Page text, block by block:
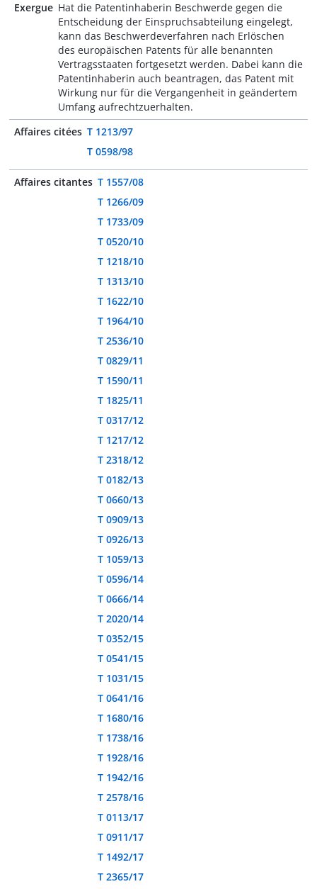
Exergue Hat die Patentinhaberin Beschwerde gegen die
Entscheidung der Einspruchsabteilung eingelegt,
kann das Beschwerdeverfahren nach Erlöschen
des europäischen Patents für alle benannten
Vertragsstaaten fortgesetzt werden. Dabei kann die
Patentinhaberin auch beantragen, das Patent mit
Wirkung nur für die Vergangenheit in geändertem
Umfang aufrechtzuerhalten.
Affaires citées T 1213/97
T 0598/98
Affaires citantes T 1557/08
T 1266/09
T 1733/09
T 0520/10
T 1218/10
T 1313/10
T 1622/10
T 1964/10
T 2536/10
T 0829/11
T 1590/11
T 1825/11
T 0317/12
T 1217/12
T 2318/12
T 0182/13
T 0660/13
T 0909/13
T 0926/13
T 1059/13
T 0596/14
T 0666/14
T 2020/14
T 0352/15
T 0541/15
T 1031/15
T 0641/16
T 1680/16
T 1738/16
T 1928/16
T 1942/16
T 2578/16
T 0113/17
T 0911/17
T 1492/17
T 2365/17